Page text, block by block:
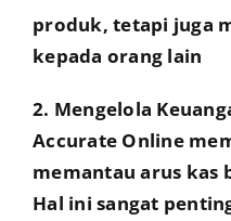
produk, tetapi juga
kepada orang lain
2. Mengelola
Accurate Online
memantau arus kas
Hal ini sangat